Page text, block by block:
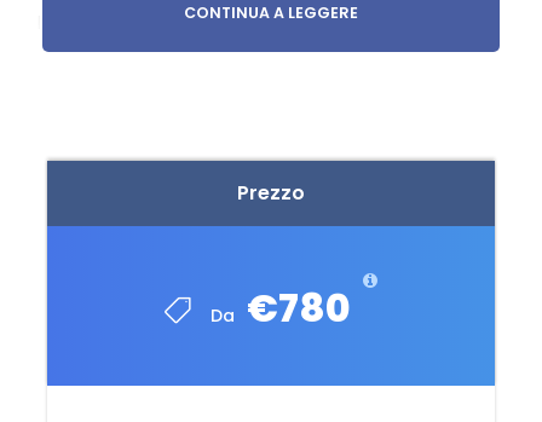
Prezzo
Da €780
l’energia data dalla Fede è nell’aria in modo palpabile.
Quota di iscrizione
CONTINUA A LEGGERE